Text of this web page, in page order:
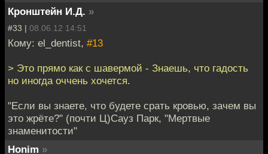
Кронштейн И.Д. »
#33 | 08.06.12 14:51
Кому: el_dentist, #13
> Это прямо как с шавермой - Знаешь, что гадость
но иногда оччень хочется.
"Если вы знаете, что будете срать кровью, зачем вы
это жрёте?" (почти Ц)Сауз Парк, "Мертвые
знаменитости"
Honim »